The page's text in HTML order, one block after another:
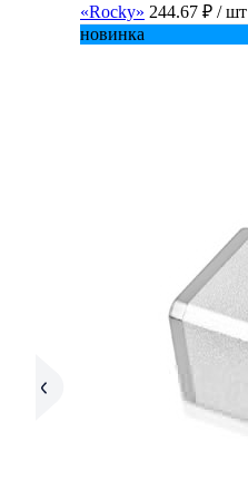
«Rocky» 244.67 ₽ / шт
новинка